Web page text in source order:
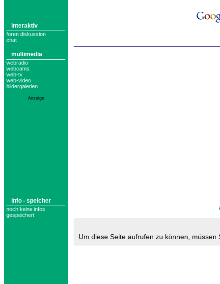
interaktiv
foren diskussion
chat
multimedia
webradio
webcams
web-tv
web-video
bildergalerien
Anzeige
info - speicher
noch keine infos
gespeichert
Um diese Seite aufrufen zu können, müssen